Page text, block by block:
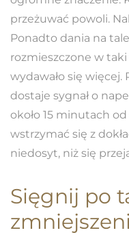
przeżuwać powoli.
Ponadto dania na
rozmieszczone w
wydawało się
dostaje sygnał o
około 15 minutach
wstrzymać się z
niedosyt, niż się
Sięgnij po